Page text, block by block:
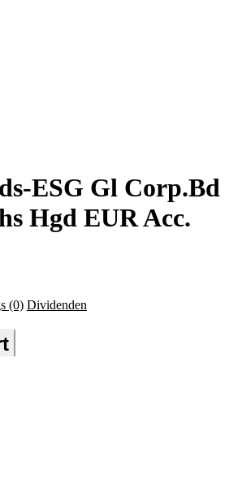
ESG Gl Corp.Bd
Hgd EUR Acc.
(0) Dividenden